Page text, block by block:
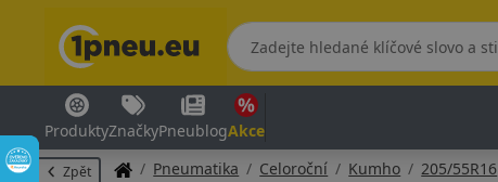
ProduktyZnačkyPneublogAkce
Zpět Pneumatika Celoroční Kumho 205/55R16